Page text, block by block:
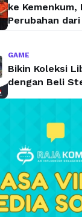
ke Kemenkum,
Perubahan
GAME
Bikin Koleksi
dengan Beli